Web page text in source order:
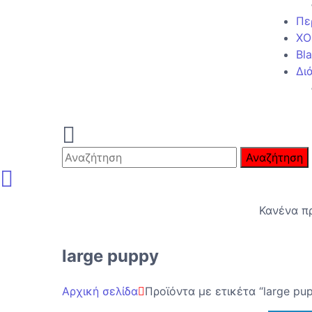
Αναζήτηση
Κανένα
large puppy
Αρχική σελίδα Προϊόντα με ετικέτα “large